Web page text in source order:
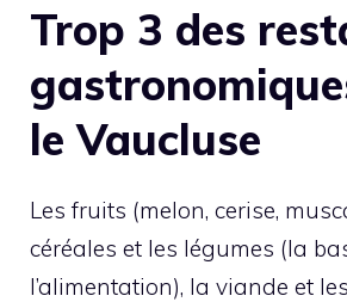
Trop 3 des
le Vaucluse
Les fruits (melon, cerise,
céréales et les légumes (la
l’alimentation), la viande et